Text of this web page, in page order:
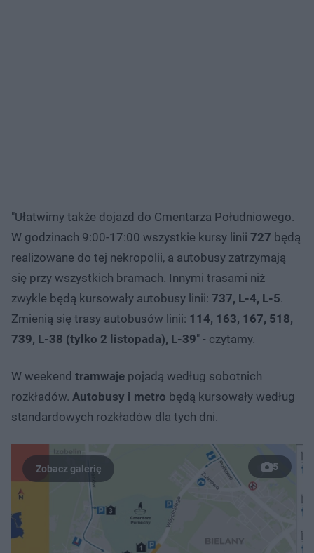
"Ułatwimy także dojazd do Cmentarza Południowego.
W godzinach 9:00-17:00 wszystkie kursy linii 727 będą
realizowane do tej nekropolii, a autobusy zatrzymają
się przy wszystkich bramach. Innymi trasami niż
zwykle będą kursowały autobusy linii: 737, L-4, L-5.
Zmienią się trasy autobusów linii: 114, 163, 167, 518,
739, L-38 (tylko 2 listopada), L-39" - czytamy.
W weekend tramwaje pojadą według sobotnich
rozkładów. Autobusy i metro będą kursowały według
standardowych rozkładów dla tych dni.
5